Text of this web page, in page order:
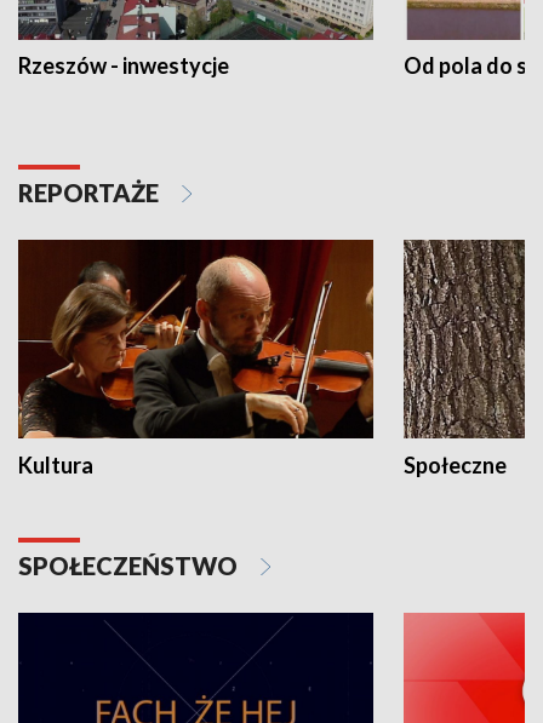
Rzeszów - inwestycje Od pola do
REPORTAŻE
Kultura Społeczne
SPOŁECZEŃSTWO